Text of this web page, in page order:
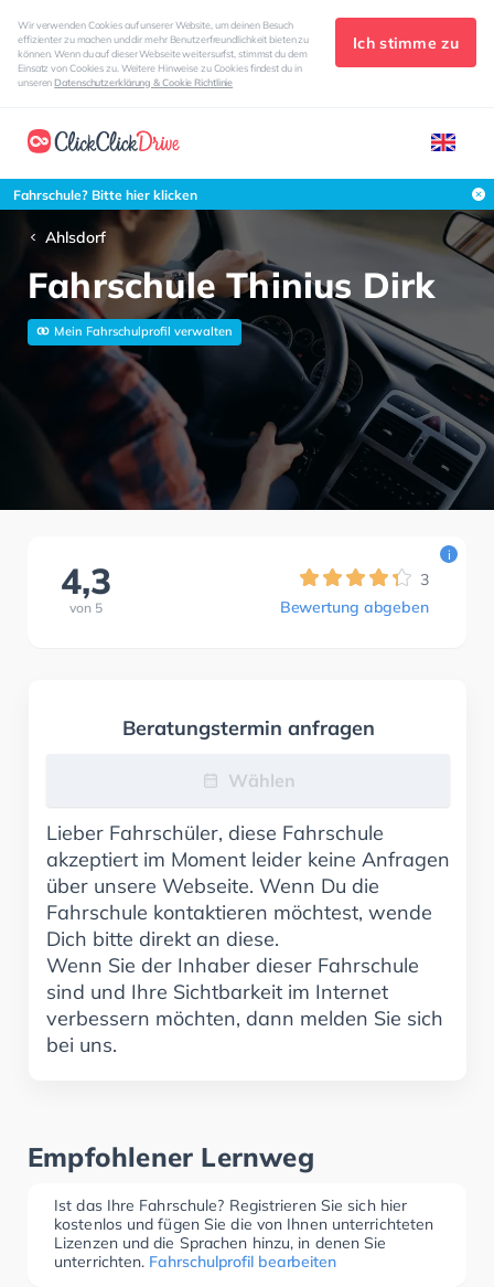
Wir verwenden Cookies auf unserer Website, um deinen Besuch
effizienter zu machen und dir mehr Benutzerfreundlichkeit bieten zu
können. Wenn du auf dieser Webseite weitersurfst, stimmst du dem
Einsatz von Cookies zu. Weitere Hinweise zu Cookies findest du in
unserenDatenschutzerklärung & Cookie Richtlinie
Ich stimme zu
Fahrschule? Bitte hier klicken
Ahlsdorf
Fahrschule Thinius Dirk
Mein Fahrschulprofil verwalten
4,3
von 5
3
Bewertung abgeben
i
Beratungstermin anfragen
Wählen
Lieber Fahrschüler, diese Fahrschule
akzeptiert im Moment leider keine Anfragen
über unsere Webseite. Wenn Du die
Fahrschule kontaktieren möchtest, wende
Dich bitte direkt an diese.
Wenn Sie der Inhaber dieser Fahrschule
sind und Ihre Sichtbarkeit im Internet
verbessern möchten, dann melden Sie sich
bei uns.
Empfohlener Lernweg
Ist das Ihre Fahrschule? Registrieren Sie sich hier
kostenlos und fügen Sie die von Ihnen unterrichteten
Lizenzen und die Sprachen hinzu, in denen Sie
unterrichten. Fahrschulprofil bearbeiten